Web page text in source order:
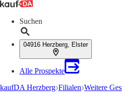
Suchen
04916 Herzberg, Elster
Alle Prospekte
kaufDA Herzberg Filialen Weitere